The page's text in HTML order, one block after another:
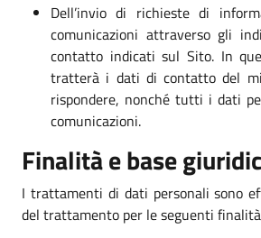
Dell’invio di richieste di
comunicazioni attraverso gli
contatto indicati sul Sito. In
tratterà i dati di contatto del
rispondere, nonché tutti i dati
comunicazioni.
Finalità e base
I trattamenti di dati personali sono
del trattamento per le seguenti